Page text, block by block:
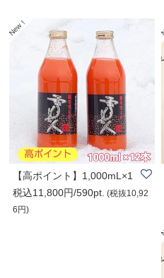
【高ポイント】1,000mL×1
2本/美容と健康..
税込11,800円/590pt. (税抜10,92
6円)